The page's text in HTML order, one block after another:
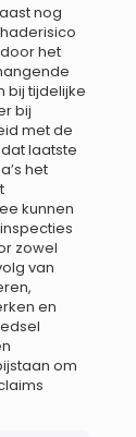
nog
het
bij tijdelijke
bij
met de
laatste
het
kunnen
zowel
van
en
om